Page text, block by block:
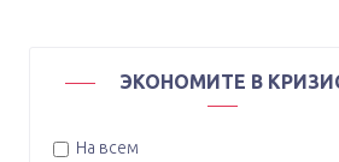
ЭКОНОМИТЕ В
На всем